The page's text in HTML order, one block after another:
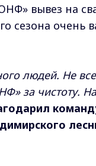
вывез на
сезона очень
людей. Не все
за чистоту.